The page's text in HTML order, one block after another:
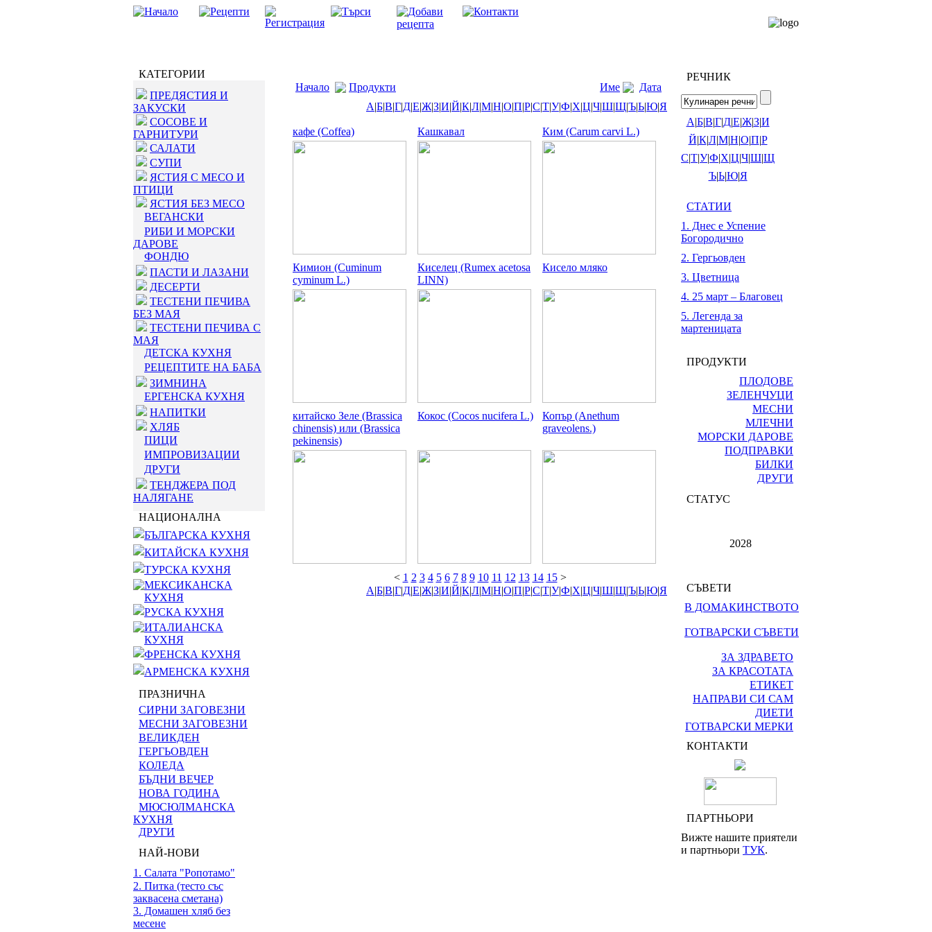
КАТЕГОРИИ
ПРЕДЯСТИЯ И
ЗАКУСКИ
СОСОВЕ И
ГАРНИТУРИ
САЛАТИ
СУПИ
ЯСТИЯ С МЕСО И
ПТИЦИ
ЯСТИЯ БЕЗ МЕСО
ВЕГАНСКИ
РИБИ И МОРСКИ
ДАРОВЕ
ФОНДЮ
ПАСТИ И ЛАЗАНИ
ДЕСЕРТИ
ТЕСТЕНИ ПЕЧИВА
БЕЗ МАЯ
ТЕСТЕНИ ПЕЧИВА С
МАЯ
ДЕТСКА КУХНЯ
РЕЦЕПТИТЕ НА БАБА
ЗИМНИНА
ЕРГЕНСКА КУХНЯ
НАПИТКИ
ХЛЯБ
ПИЦИ
ИМПРОВИЗАЦИИ
ДРУГИ
ТЕНДЖЕРА ПОД
НАЛЯГАНЕ
НАЦИОНАЛНА
БЪЛГАРСКА КУХНЯ
КИТАЙСКА КУХНЯ
ТУРСКА КУХНЯ
МЕКСИКАНСКА
КУХНЯ
РУСКА КУХНЯ
ИТАЛИАНСКА
КУХНЯ
ФРЕНСКА КУХНЯ
АРМЕНСКА КУХНЯ
ПРАЗНИЧНА
СИРНИ ЗАГОВЕЗНИ
МЕСНИ ЗАГОВЕЗНИ
ВЕЛИКДЕН
ГЕРГЬОВДЕН
КОЛЕДА
БЪДНИ ВЕЧЕР
НОВА ГОДИНА
МЮСЮЛМАНСКА
КУХНЯ
ДРУГИ
НАЙ-НОВИ
1. Салата "Ропотамо"
2. Питка (тесто със
заквасена сметана)
3. Домашен хляб без
месене
Начало Продукти Име
Дата
А|Б|В|Г|Д|Е|Ж|З|И|Й|К|Л|М|Н|О|П|Р|С|Т|У|Ф|Х|Ц|Ч|Ш|Щ|Ъ|Ь|Ю|Я
кафе (Coffea) Кашкавал Ким (Carum carvi L.)
Кимион (Cuminum
cyminum L.)
Киселец (Rumex acetosa
LINN)
Кисело мляко
китайско Зеле (Brassica
chinensis) или (Brassica
pekinensis)
Кокос (Cocos nucifera L.)
Копър (Anethum
graveolens.)
< 1 2 3 4 5 6 7 8 9 10 11 12 13 14 15>
А|Б|В|Г|Д|Е|Ж|З|И|Й|К|Л|М|Н|О|П|Р|С|Т|У|Ф|Х|Ц|Ч|Ш|Щ|Ъ|Ь|Ю|Я
РЕЧНИК
А|Б|В|Г|Д|Е|Ж|З|И
Й|К|Л|М|Н|О|П|Р
С|Т|У|Ф|Х|Ц|Ч|Ш|Щ
Ъ|Ь|Ю|Я
СТАТИИ
1. Днес е Успение
Богородично
2. Гергьовден
3. Цветница
4. 25 март – Благовец
5. Легенда за
мартеницата
ПРОДУКТИ
ПЛОДОВЕ
ЗЕЛЕНЧУЦИ
МЕСНИ
МЛЕЧНИ
МОРСКИ ДАРОВЕ
ПОДПРАВКИ
БИЛКИ
ДРУГИ
СТАТУС
2028
СЪВЕТИ
В ДОМАКИНСТВОТО
ГОТВАРСКИ СЪВЕТИ
ЗА ЗДРАВЕТО
ЗА КРАСОТАТА
ЕТИКЕТ
НАПРАВИ СИ САМ
ДИЕТИ
ГОТВАРСКИ МЕРКИ
КОНТАКТИ
ПАРТНЬОРИ
Вижте нашите приятели
и партньори ТУК.